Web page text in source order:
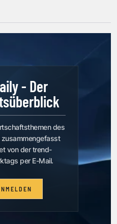
- Der
des
von der trend-
per E-Mail.